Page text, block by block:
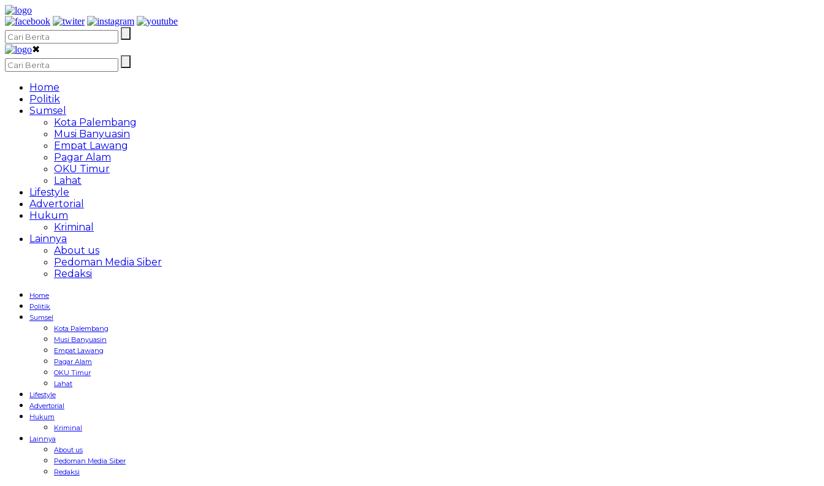
✖
Home
Politik
Sumsel
Kota Palembang
Musi Banyuasin
Empat Lawang
Pagar Alam
OKU Timur
Lahat
Lifestyle
Advertorial
Hukum
Kriminal
Lainnya
About us
Pedoman Media Siber
Redaksi
Home
Politik
Sumsel
Kota Palembang
Musi Banyuasin
Empat Lawang
Pagar Alam
OKU Timur
Lahat
Lifestyle
Advertorial
Hukum
Kriminal
Lainnya
About us
Pedoman Media Siber
Redaksi